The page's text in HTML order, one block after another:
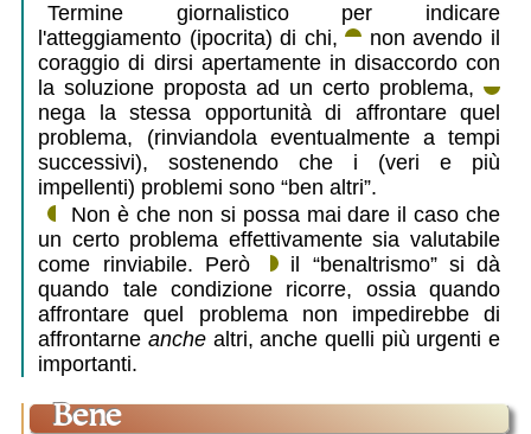
Termine giornalistico per indicare
l'atteggiamento (ipocrita) di chi,
non avendo il
coraggio di dirsi apertamente in disaccordo con
la soluzione proposta ad un certo problema,
nega la stessa opportunità di affrontare quel
problema, (rinviandola eventualmente a tempi
successivi), sostenendo che i (veri e più
impellenti) problemi sono “ben altri”.
Non è che non si possa mai dare il caso che
un certo problema effettivamente sia valutabile
come rinviabile. Però
il “benaltrismo” si dà
quando tale condizione ricorre, ossia quando
affrontare quel problema non impedirebbe di
affrontarneanche altri, anche quelli più urgenti e
importanti.
bene